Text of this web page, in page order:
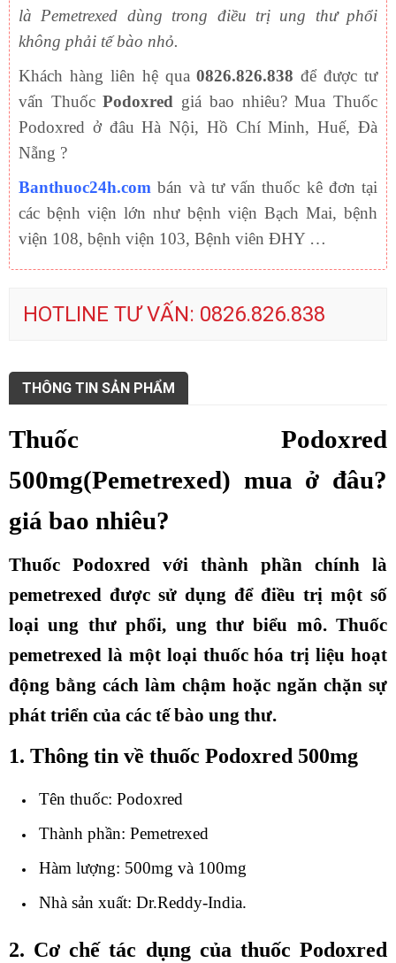
là Pemetrexed dùng trong điều trị ung thư phổi
không phải tế bào nhỏ.
Khách hàng liên hệ qua 0826.826.838 để được tư
vấn ThuốcPodoxred giá bao nhiêu? Mua Thuốc
Podoxred ở đâu Hà Nội, Hồ Chí Minh, Huế, Đà
Nẵng ?
Banthuoc24h.com bán và tư vấn thuốc kê đơn tại
các bệnh viện lớn như bệnh viện Bạch Mai, bệnh
viện 108, bệnh viện 103, Bệnh viên ĐHY …
HOTLINE TƯ VẤN: 0826.826.838
THÔNG TIN SẢN PHẨM
Thuốc Podoxred
500mg(Pemetrexed) mua ở đâu?
giá bao nhiêu?
Thuốc Podoxred với thành phần chính là
pemetrexed được sử dụng để điều trị một số
loại ung thư phổi, ung thư biểu mô. Thuốc
pemetrexed là một loại thuốc hóa trị liệu hoạt
động bằng cách làm chậm hoặc ngăn chặn sự
phát triển của các tế bào ung thư.
1. Thông tin về thuốc Podoxred 500mg
Tên thuốc: Podoxred
Thành phần: Pemetrexed
Hàm lượng: 500mg và 100mg
Nhà sản xuất: Dr.Reddy-India.
2. Cơ chế tác dụng của thuốc Podoxred